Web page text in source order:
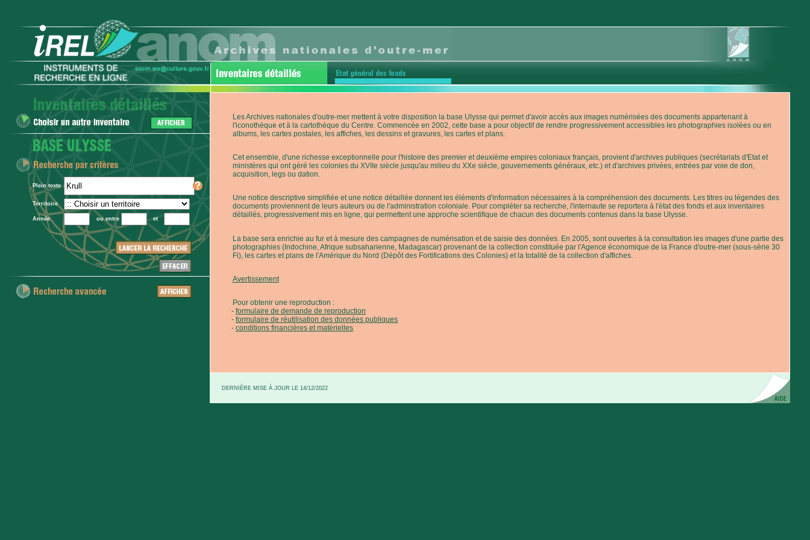
Plein texte
Territoire
Année ou entre et
Les Archives nationales d'outre-mer mettent à votre disposition la base Ulysse qui permet d'avoir accès aux images numérisées des documents appartenant à
l'iconothèque et à la cartothèque du Centre. Commencée en 2002, cette base a pour objectif de rendre progressivement accessibles les photographies isolées ou en
albums, les cartes postales, les affiches, les dessins et gravures, les cartes et plans.
Cet ensemble, d'une richesse exceptionnelle pour l'histoire des premier et deuxième empires coloniaux français, provient d'archives publiques (secrétariats d'Etat et
ministères qui ont géré les colonies du XVIIe siècle jusqu'au milieu du XXe siècle, gouvernements généraux, etc.) et d'archives privées, entrées par voie de don,
acquisition, legs ou dation.
Une notice descriptive simplifiée et une notice détaillée donnent les éléments d'information nécessaires à la compréhension des documents. Les titres ou légendes des
documents proviennent de leurs auteurs ou de l'administration coloniale. Pour compléter sa recherche, l'internaute se reportera à l'état des fonds et aux inventaires
détaillés, progressivement mis en ligne, qui permettent une approche scientifique de chacun des documents contenus dans la base Ulysse.
La base sera enrichie au fur et à mesure des campagnes de numérisation et de saisie des données. En 2005, sont ouvertes à la consultation les images d'une partie des
photographies (Indochine, Afrique subsaharienne, Madagascar) provenant de la collection constituée par l'Agence économique de la France d'outre-mer (sous-série 30
Fi), les cartes et plans de l'Amérique du Nord (Dépôt des Fortifications des Colonies) et la totalité de la collection d'affiches.
Avertissement
Pour obtenir une reproduction :
formulaire de demande de reproduction
formulaire de réutilisation des données publiques
conditions financières et matérielles
DERNIÈRE MISE À JOUR LE 14/12/2022